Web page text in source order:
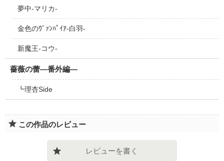
夢中‐マリカ‐
金色のｳﾞｧﾝﾊﾟｲｱ‐白羽‐
新魔王-コウ-
薔薇の蕾―番外編―
┗理杏Side
この作品のレビュー
レビューを書く